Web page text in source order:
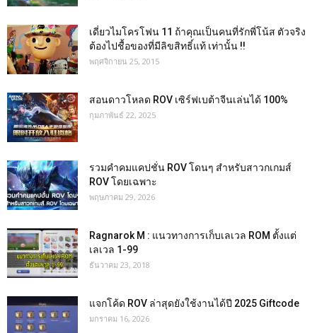
เดี่ยวไมโครโฟน 11 ถ้าคุณเป็นคนที่รักพี่โน้ส ตัวจริง
ต้องไปชื้อของที่มีลิขสิทธิ์แท้ เท่านั้น !!
พฤศจิกายน 25, 2015
สอนดาวโหลด ROV เซิร์ฟเบต้าจีนเล่นได้ 100%
กุมภาพันธ์ 22, 2025
รวมคำคมแคปชั่น ROV โดนๆ สำหรับสาวกเกมส์
ROV โดยเฉพาะ
พฤษภาคม 29, 2026
Ragnarok M : แนวทางการเก็บเลเวล ROM ตั้งแต่
เลเวล 1-99
ธันวาคม 23, 2018
แจกโค้ด ROV ล่าสุดยังใช้งานได้ปี 2025 Giftcode
มกราคม 16, 2026